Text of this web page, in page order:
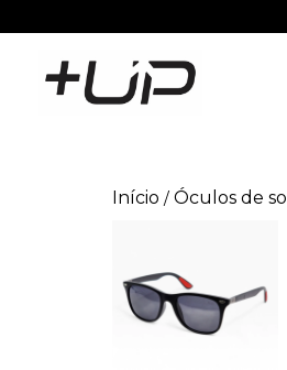
Início / Óculos de sol